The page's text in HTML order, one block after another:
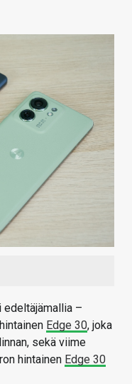
edeltäjämallia –
Edge 30, joka
sekä viime
hintainen Edge 30